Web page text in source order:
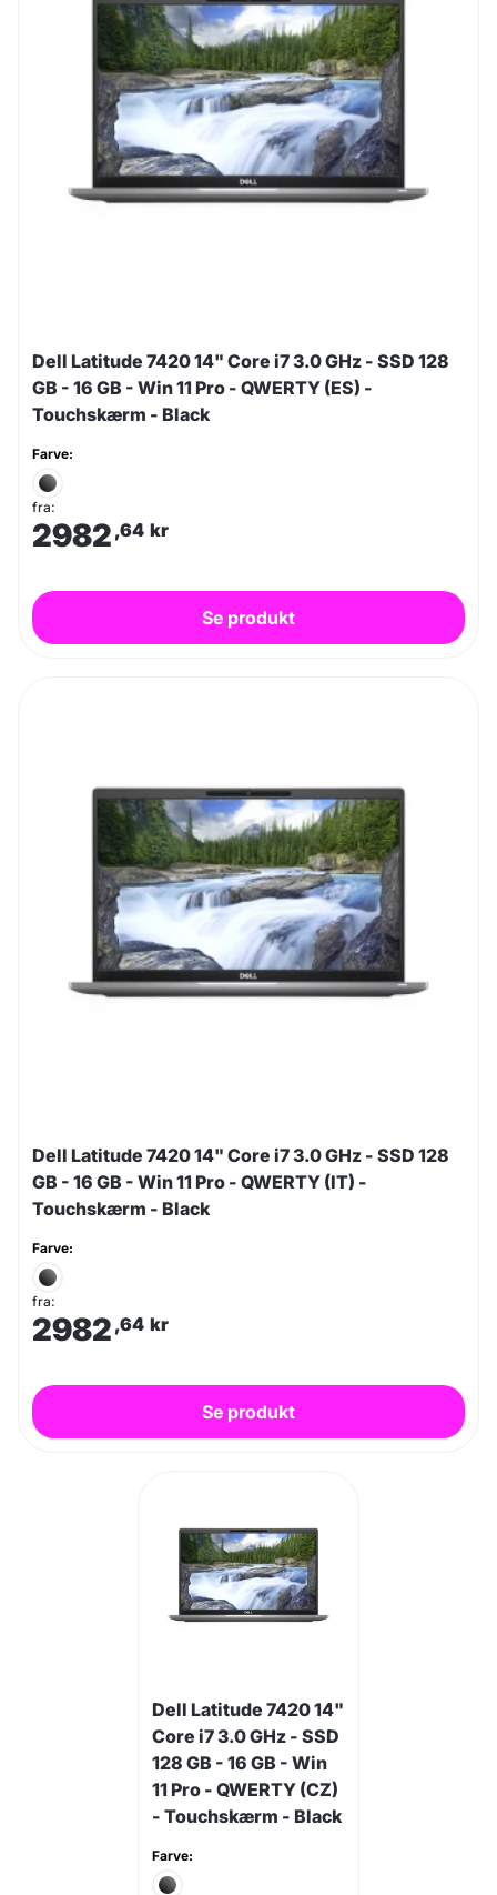
Dell Latitude 7420 14" Core i7 3.0 GHz - SSD 128
GB - 16 GB - Win 11 Pro - QWERTY (ES) -
Touchskærm - Black
Farve:
fra:
2982 ,64 kr
Se produkt
Dell Latitude 7420 14" Core i7 3.0 GHz - SSD 128
GB - 16 GB - Win 11 Pro - QWERTY (IT) -
Touchskærm - Black
Farve:
fra:
2982 ,64 kr
Se produkt
Dell Latitude 7420 14"
Core i7 3.0 GHz - SSD
128 GB - 16 GB - Win
11 Pro - QWERTY (CZ)
- Touchskærm - Black
Farve: